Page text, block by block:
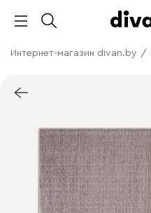
Интернет-магазин divan.by /